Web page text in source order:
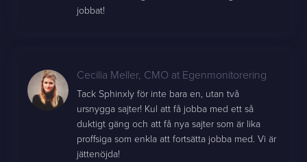
jobbat!
Cecilia Meller, CMO at Egenmonitorering
Tack Sphinxly för inte bara en, utan två
ursnygga sajter! Kul att få jobba med ett så
duktigt gäng och att få nya sajter som är lika
proffsiga som enkla att fortsätta jobba med. Vi är
jättenöjda!